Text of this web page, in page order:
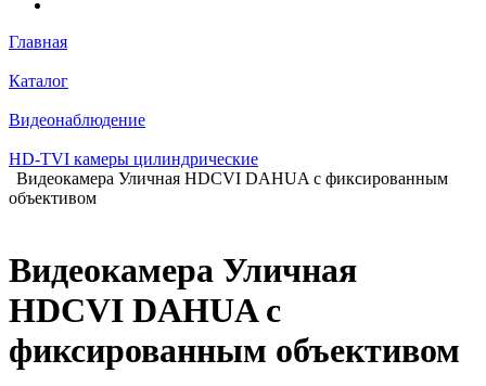
Главная
Каталог
Видеонаблюдение
HD-TVI камеры цилиндрические
Видеокамера Уличная HDCVI DAHUA с фиксированным
объективом
Видеокамера Уличная
HDCVI DAHUA с
фиксированным объективом